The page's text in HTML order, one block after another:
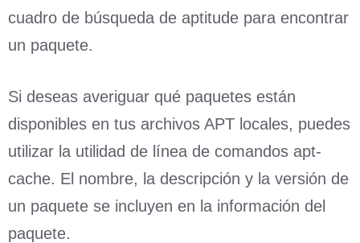
cuadro de búsqueda de aptitude para encontrar
un paquete.
Si deseas averiguar qué paquetes están
disponibles en tus archivos APT locales, puedes
utilizar la utilidad de línea de comandos apt-
cache. El nombre, la descripción y la versión de
un paquete se incluyen en la información del
paquete.